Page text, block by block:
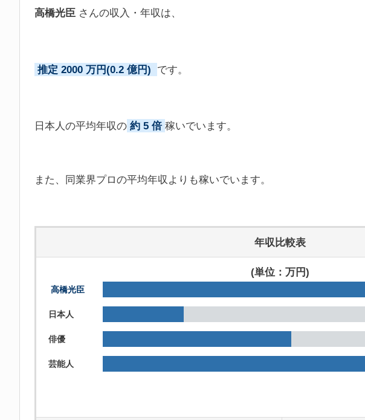
高橋光臣 さんの収入・年収は、
推定 2000 万円(0.2 億円) です。
日本人の平均年収の 約 5 倍 稼いでいます。
また、同業界プロの平均年収よりも稼いでいます。
年収比較表
(単位：万円)
高橋光臣
日本人
俳優
芸能人